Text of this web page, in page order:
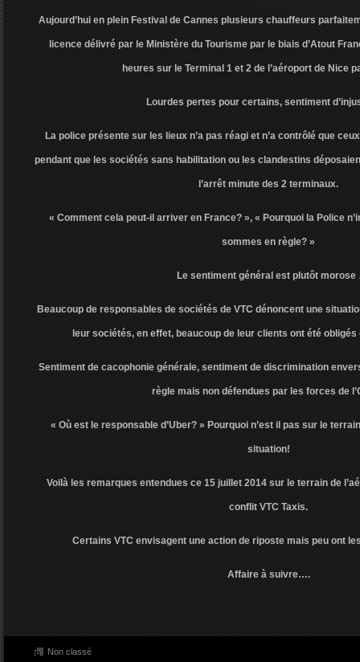
Aujourd’hui en plein Festival de Cannes plusieurs chauffeurs
licence délivré par le Ministère du Tourisme par le biais d’Atout
heures sur le Terminal 1 et 2 de l’aéroport de Nice
Lourdes pertes pour certains, sentiment
La police présente sur les lieux n’a pas réagi et n’a contrôlé que
pendant que les sociétés sans habilitation ou les clandestins
l’arrêt minute des 2 terminaux.
« Comment cela peut-il arriver en France? », « Pourquoi la Police
sommes en règle? »
Le sentiment général est plutôt morose.
Beaucoup de responsables de sociétés de VTC dénoncent une
leur sociétés, en effet, beaucoup de leur clients ont été
Sentiment de cacophonie générale, sentiment de discrimination
règle mais non défendues par les forces de
« Où est le responsable d’Uber? » Pourquoi n’est il pas sur le
situation!
Voilà les remarques entendues ce 15 juillet 2014 sur le terrain de
conflit VTC Taxis.
Certains VTC envisagent une action de riposte mais peu ont
Affaire à suivre….
Non classé